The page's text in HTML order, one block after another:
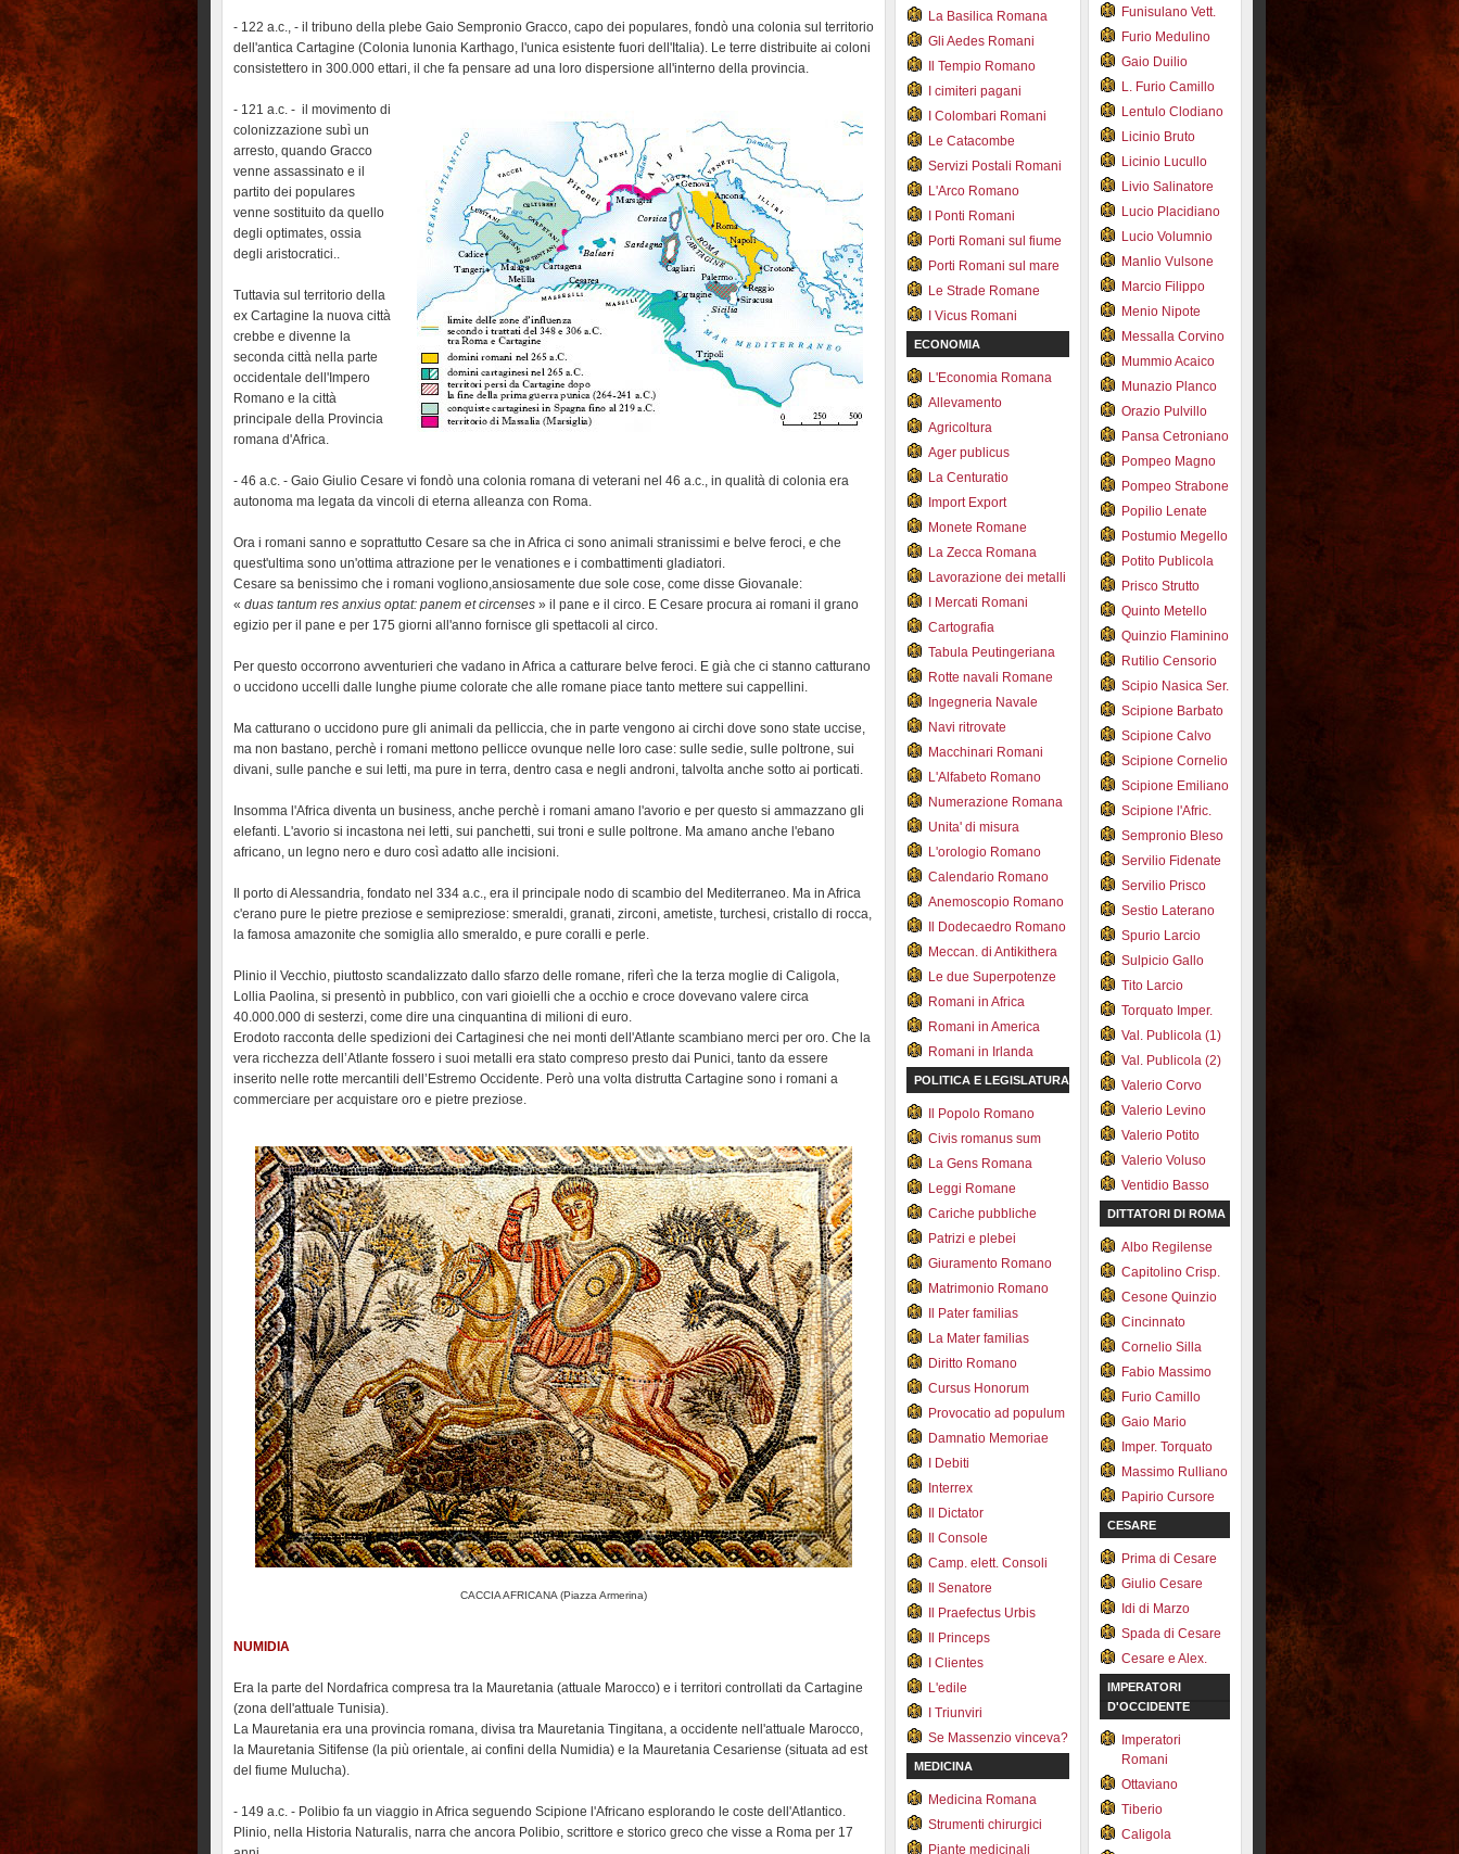
- 122 a.c., - il tribuno della plebe Gaio Sempronio Gracco, capo dei populares, fondò una colonia sul territorio
dell'antica Cartagine (Colonia Iunonia Karthago, l'unica esistente fuori dell'Italia). Le terre distribuite ai coloni
consistettero in 300.000 ettari, il che fa pensare ad una loro dispersione all'interno della provincia.
- 121 a.c. - il movimento di
colonizzazione subì un
arresto, quando Gracco
venne assassinato e il
partito dei populares
venne sostituito da quello
degli optimates, ossia
degli aristocratici..
Tuttavia sul territorio della
ex Cartagine la nuova città
crebbe e divenne la
seconda città nella parte
occidentale dell'Impero
Romano e la città
principale della Provincia
romana d'Africa.
- 46 a.c. - Gaio Giulio Cesare vi fondò una colonia romana di veterani nel 46 a.c., in qualità di colonia era
autonoma ma legata da vincoli di eterna alleanza con Roma.
Ora i romani sanno e soprattutto Cesare sa che in Africa ci sono animali stranissimi e belve feroci, e che
quest'ultima sono un'ottima attrazione per le venationes e i combattimenti gladiatori.
Cesare sa benissimo che i romani vogliono,ansiosamente due sole cose, come disse Giovanale:
« duas tantum res anxius optat: panem et circenses » il pane e il circo. E Cesare procura ai romani il grano
egizio per il pane e per 175 giorni all'anno fornisce gli spettacoli al circo.
Per questo occorrono avventurieri che vadano in Africa a catturare belve feroci. E già che ci stanno catturano
o uccidono uccelli dalle lunghe piume colorate che alle romane piace tanto mettere sui cappellini.
Ma catturano o uccidono pure gli animali da pelliccia, che in parte vengono ai circhi dove sono state uccise,
ma non bastano, perchè i romani mettono pellicce ovunque nelle loro case: sulle sedie, sulle poltrone, sui
divani, sulle panche e sui letti, ma pure in terra, dentro casa e negli androni, talvolta anche sotto ai porticati.
Insomma l'Africa diventa un business, anche perchè i romani amano l'avorio e per questo si ammazzano gli
elefanti. L'avorio si incastona nei letti, sui panchetti, sui troni e sulle poltrone. Ma amano anche l'ebano
africano, un legno nero e duro così adatto alle incisioni.
Il porto di Alessandria, fondato nel 334 a.c., era il principale nodo di scambio del Mediterraneo. Ma in Africa
c'erano pure le pietre preziose e semipreziose: smeraldi, granati, zirconi, ametiste, turchesi, cristallo di rocca,
la famosa amazonite che somiglia allo smeraldo, e pure coralli e perle.
Plinio il Vecchio, piuttosto scandalizzato dallo sfarzo delle romane, riferì che la terza moglie di Caligola,
Lollia Paolina, si presentò in pubblico, con vari gioielli che a occhio e croce dovevano valere circa
40.000.000 di sesterzi, come dire una cinquantina di milioni di euro.
Erodoto racconta delle spedizioni dei Cartaginesi che nei monti dell'Atlante scambiano merci per oro. Che la
vera ricchezza dell’Atlante fossero i suoi metalli era stato compreso presto dai Punici, tanto da essere
inserito nelle rotte mercantili dell’Estremo Occidente. Però una volta distrutta Cartagine sono i romani a
commerciare per acquistare oro e pietre preziose.
CACCIA AFRICANA (Piazza Armerina)
NUMIDIA
Era la parte del Nordafrica compresa tra la Mauretania (attuale Marocco) e i territori controllati da Cartagine
(zona dell'attuale Tunisia).
La Mauretania era una provincia romana, divisa tra Mauretania Tingitana, a occidente nell'attuale Marocco,
la Mauretania Sitifense (la più orientale, ai confini della Numidia) e la Mauretania Cesariense (situata ad est
del fiume Mulucha).
- 149 a.c. - Polibio fa un viaggio in Africa seguendo Scipione l'Africano esplorando le coste dell'Atlantico.
Plinio, nella Historia Naturalis, narra che ancora Polibio, scrittore e storico greco che visse a Roma per 17
La Basilica Romana
Gli Aedes Romani
Il Tempio Romano
I cimiteri pagani
I Colombari Romani
Le Catacombe
Servizi Postali Romani
L'Arco Romano
I Ponti Romani
Porti Romani sul fiume
Porti Romani sul mare
Le Strade Romane
I Vicus Romani
ECONOMIA
L'Economia Romana
Allevamento
Agricoltura
Ager publicus
La Centuratio
Import Export
Monete Romane
La Zecca Romana
Lavorazione dei metalli
I Mercati Romani
Cartografia
Tabula Peutingeriana
Rotte navali Romane
Ingegneria Navale
Navi ritrovate
Macchinari Romani
L'Alfabeto Romano
Numerazione Romana
Unita' di misura
L'orologio Romano
Calendario Romano
Anemoscopio Romano
Il Dodecaedro Romano
Meccan. di Antikithera
Le due Superpotenze
Romani in Africa
Romani in America
Romani in Irlanda
POLITICA E LEGISLATURA
Il Popolo Romano
Civis romanus sum
La Gens Romana
Leggi Romane
Cariche pubbliche
Patrizi e plebei
Giuramento Romano
Matrimonio Romano
Il Pater familias
La Mater familias
Diritto Romano
Cursus Honorum
Provocatio ad populum
Damnatio Memoriae
I Debiti
Interrex
Il Dictator
Il Console
Camp. elett. Consoli
Il Senatore
Il Praefectus Urbis
Il Princeps
I Clientes
L'edile
I Triunviri
Se Massenzio vinceva?
MEDICINA
Medicina Romana
Strumenti chirurgici
Piante medicinali
Funisulano Vett.
Furio Medulino
Gaio Duilio
L. Furio Camillo
Lentulo Clodiano
Licinio Bruto
Licinio Lucullo
Livio Salinatore
Lucio Placidiano
Lucio Volumnio
Manlio Vulsone
Marcio Filippo
Menio Nipote
Messalla Corvino
Mummio Acaico
Munazio Planco
Orazio Pulvillo
Pansa Cetroniano
Pompeo Magno
Pompeo Strabone
Popilio Lenate
Postumio Megello
Potito Publicola
Prisco Strutto
Quinto Metello
Quinzio Flaminino
Rutilio Censorio
Scipio Nasica Ser.
Scipione Barbato
Scipione Calvo
Scipione Cornelio
Scipione Emiliano
Scipione l'Afric.
Sempronio Bleso
Servilio Fidenate
Servilio Prisco
Sestio Laterano
Spurio Larcio
Sulpicio Gallo
Tito Larcio
Torquato Imper.
Val. Publicola (1)
Val. Publicola (2)
Valerio Corvo
Valerio Levino
Valerio Potito
Valerio Voluso
Ventidio Basso
DITTATORI DI ROMA
Albo Regilense
Capitolino Crisp.
Cesone Quinzio
Cincinnato
Cornelio Silla
Fabio Massimo
Furio Camillo
Gaio Mario
Imper. Torquato
Massimo Rulliano
Papirio Cursore
CESARE
Prima di Cesare
Giulio Cesare
Idi di Marzo
Spada di Cesare
Cesare e Alex.
IMPERATORI
D'OCCIDENTE
Imperatori
Romani
Ottaviano
Tiberio
Caligola